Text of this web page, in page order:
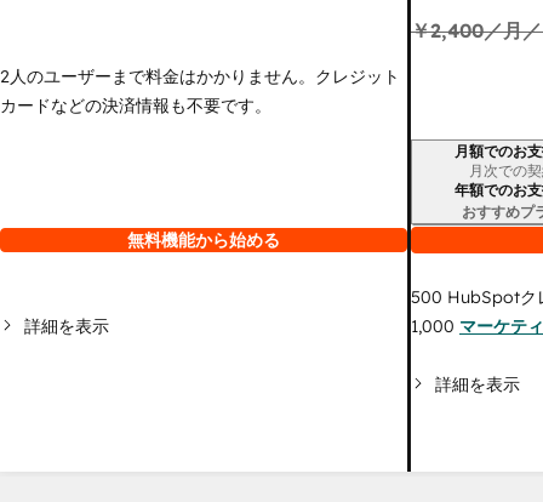
2人のユーザーまで料金はかかりません。クレジット
カードなどの決済情報も不要です。
無料機能から始める
詳細を表示
￥2,400／月
請求期間月額でのお
月次での
年額でのお
おすすめプ
500 HubSpotク
1,000 マーケテ
詳細を表示